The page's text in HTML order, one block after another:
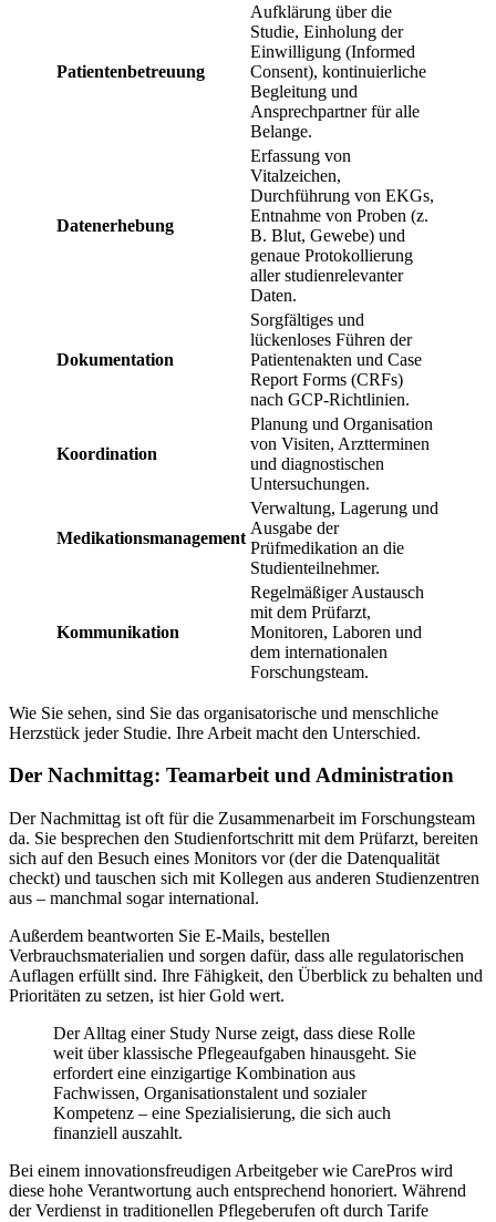
Patientenbetreuung
Aufklärung über die
Studie, Einholung der
Einwilligung (Informed
Consent), kontinuierliche
Begleitung und
Ansprechpartner für alle
Belange.
Datenerhebung
Erfassung von
Vitalzeichen,
Durchführung von EKGs,
Entnahme von Proben (z.
B. Blut, Gewebe) und
genaue Protokollierung
aller studienrelevanter
Daten.
Dokumentation
Sorgfältiges und
lückenloses Führen der
Patientenakten und Case
Report Forms (CRFs)
nach GCP-Richtlinien.
Koordination
Planung und Organisation
von Visiten, Arztterminen
und diagnostischen
Untersuchungen.
Medikationsmanagement
Verwaltung, Lagerung und
Ausgabe der
Prüfmedikation an die
Studienteilnehmer.
Kommunikation
Regelmäßiger Austausch
mit dem Prüfarzt,
Monitoren, Laboren und
dem internationalen
Forschungsteam.
Wie Sie sehen, sind Sie das organisatorische und menschliche
Herzstück jeder Studie. Ihre Arbeit macht den Unterschied.
Der Nachmittag: Teamarbeit und Administration
Der Nachmittag ist oft für die Zusammenarbeit im Forschungsteam
da. Sie besprechen den Studienfortschritt mit dem Prüfarzt, bereiten
sich auf den Besuch eines Monitors vor (der die Datenqualität
checkt) und tauschen sich mit Kollegen aus anderen Studienzentren
aus – manchmal sogar international.
Außerdem beantworten Sie E-Mails, bestellen
Verbrauchsmaterialien und sorgen dafür, dass alle regulatorischen
Auflagen erfüllt sind. Ihre Fähigkeit, den Überblick zu behalten und
Prioritäten zu setzen, ist hier Gold wert.
Der Alltag einer Study Nurse zeigt, dass diese Rolle
weit über klassische Pflegeaufgaben hinausgeht. Sie
erfordert eine einzigartige Kombination aus
Fachwissen, Organisationstalent und sozialer
Kompetenz – eine Spezialisierung, die sich auch
finanziell auszahlt.
Bei einem innovationsfreudigen Arbeitgeber wie CarePros wird
diese hohe Verantwortung auch entsprechend honoriert. Während
der Verdienst in traditionellen Pflegeberufen oft durch Tarife